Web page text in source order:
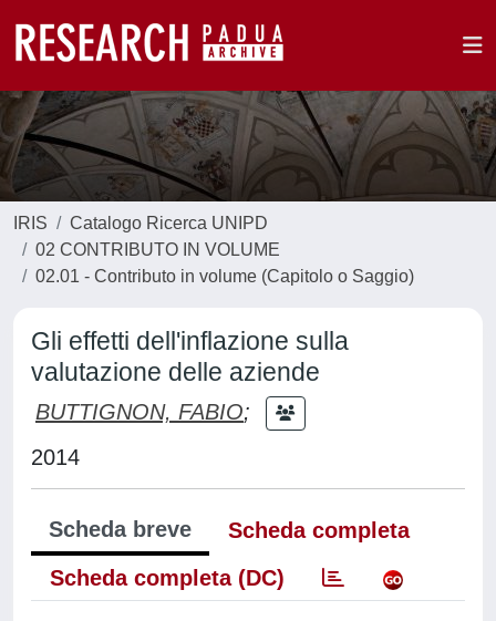
IRIS
Catalogo Ricerca UNIPD
02 CONTRIBUTO IN VOLUME
02.01 - Contributo in volume (Capitolo o Saggio)
Gli effetti dell'inflazione sulla
valutazione delle aziende
BUTTIGNON, FABIO;
2014
Scheda breve
Scheda completa
Scheda completa (DC)